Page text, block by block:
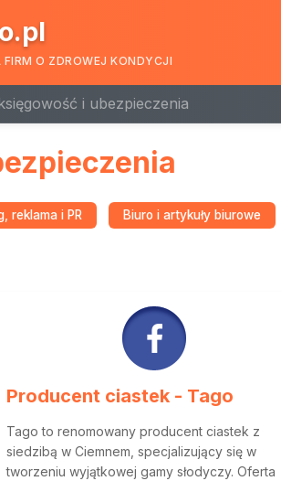
O ZDROWEJ KONDYCJI
i ubezpieczenia
reklama i PR Biuro i artykuły biurowe
Producent ciastek - Tago
Tago to renomowany producent ciastek z
siedzibą w Ciemnem, specjalizujący się w
tworzeniu wyjątkowej gamy słodyczy. Oferta